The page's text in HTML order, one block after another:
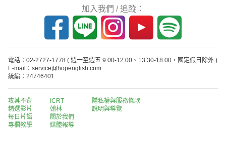
加入我們 / 追蹤：
電話：02-2727-1778 ( 週一至週五 9:00-12:00、13:30-18:00，國定假日除外 )
E-mail：service@hopenglish.com
統編：24746401
攻其不背
精選影片
每日片語
專欄教學
ICRT
翰林
關於我們
媒體報導
隱私權與服務條款
說明與導覽